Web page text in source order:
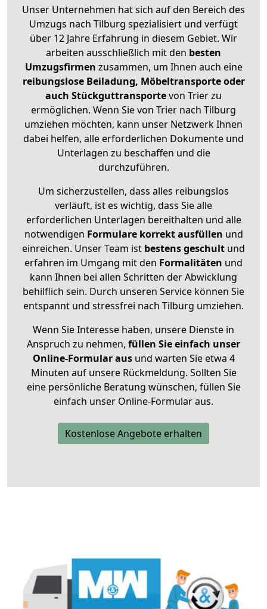
Unser Unternehmen hat sich auf den Bereich des
Umzugs nach Tilburg spezialisiert und verfügt
über 12 Jahre Erfahrung in diesem Gebiet. Wir
arbeiten ausschließlich mit den besten
Umzugsfirmen zusammen, um Ihnen auch eine
reibungslose Beiladung, Möbeltransporte oder
auch Stückguttransportevon Trier zu
ermöglichen. Wenn Sie von Trier nach Tilburg
umziehen möchten, kann unser Netzwerk Ihnen
dabei helfen, alle erforderlichen Dokumente und
Unterlagen zu beschaffen und die
durchzuführen.
Um sicherzustellen, dass alles reibungslos
verläuft, ist es wichtig, dass Sie alle
erforderlichen Unterlagen bereithalten und alle
notwendigen Formulare korrekt ausfüllen und
einreichen. Unser Team ist bestens geschult und
erfahren im Umgang mit den Formalitäten und
kann Ihnen bei allen Schritten der Abwicklung
behilflich sein. Durch unseren Service können Sie
entspannt und stressfrei nach Tilburg umziehen.
Wenn Sie Interesse haben, unsere Dienste in
Anspruch zu nehmen, füllen Sie einfach unser
Online-Formular ausund warten Sie etwa 4
Minuten auf unsere Rückmeldung. Sollten Sie
eine persönliche Beratung wünschen, füllen Sie
einfach unser Online-Formular aus.
Kostenlose Angebote erhalten